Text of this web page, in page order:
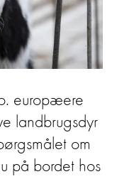
europæere
landbrugsdyr
om
på bordet hos